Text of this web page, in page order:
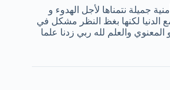
جميلة نتمناها لأجل الهدوء و
الدنيا لكنها بغظ النظر مشكل في
المعنوي والعلم لله ربي زدنا علما